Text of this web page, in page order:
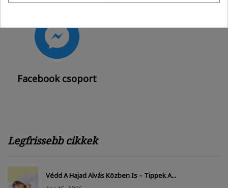
Facebook csoport
Legfrissebb cikkek
Védd A Hajad Alvás Közben Is – Tippek A...